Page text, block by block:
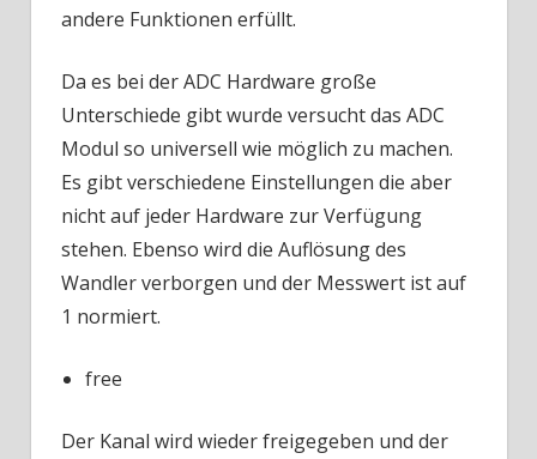
andere Funktionen erfüllt.
Da es bei der ADC Hardware große
Unterschiede gibt wurde versucht das ADC
Modul so universell wie möglich zu machen.
Es gibt verschiedene Einstellungen die aber
nicht auf jeder Hardware zur Verfügung
stehen. Ebenso wird die Auflösung des
Wandler verborgen und der Messwert ist auf
1 normiert.
free
Der Kanal wird wieder freigegeben und der